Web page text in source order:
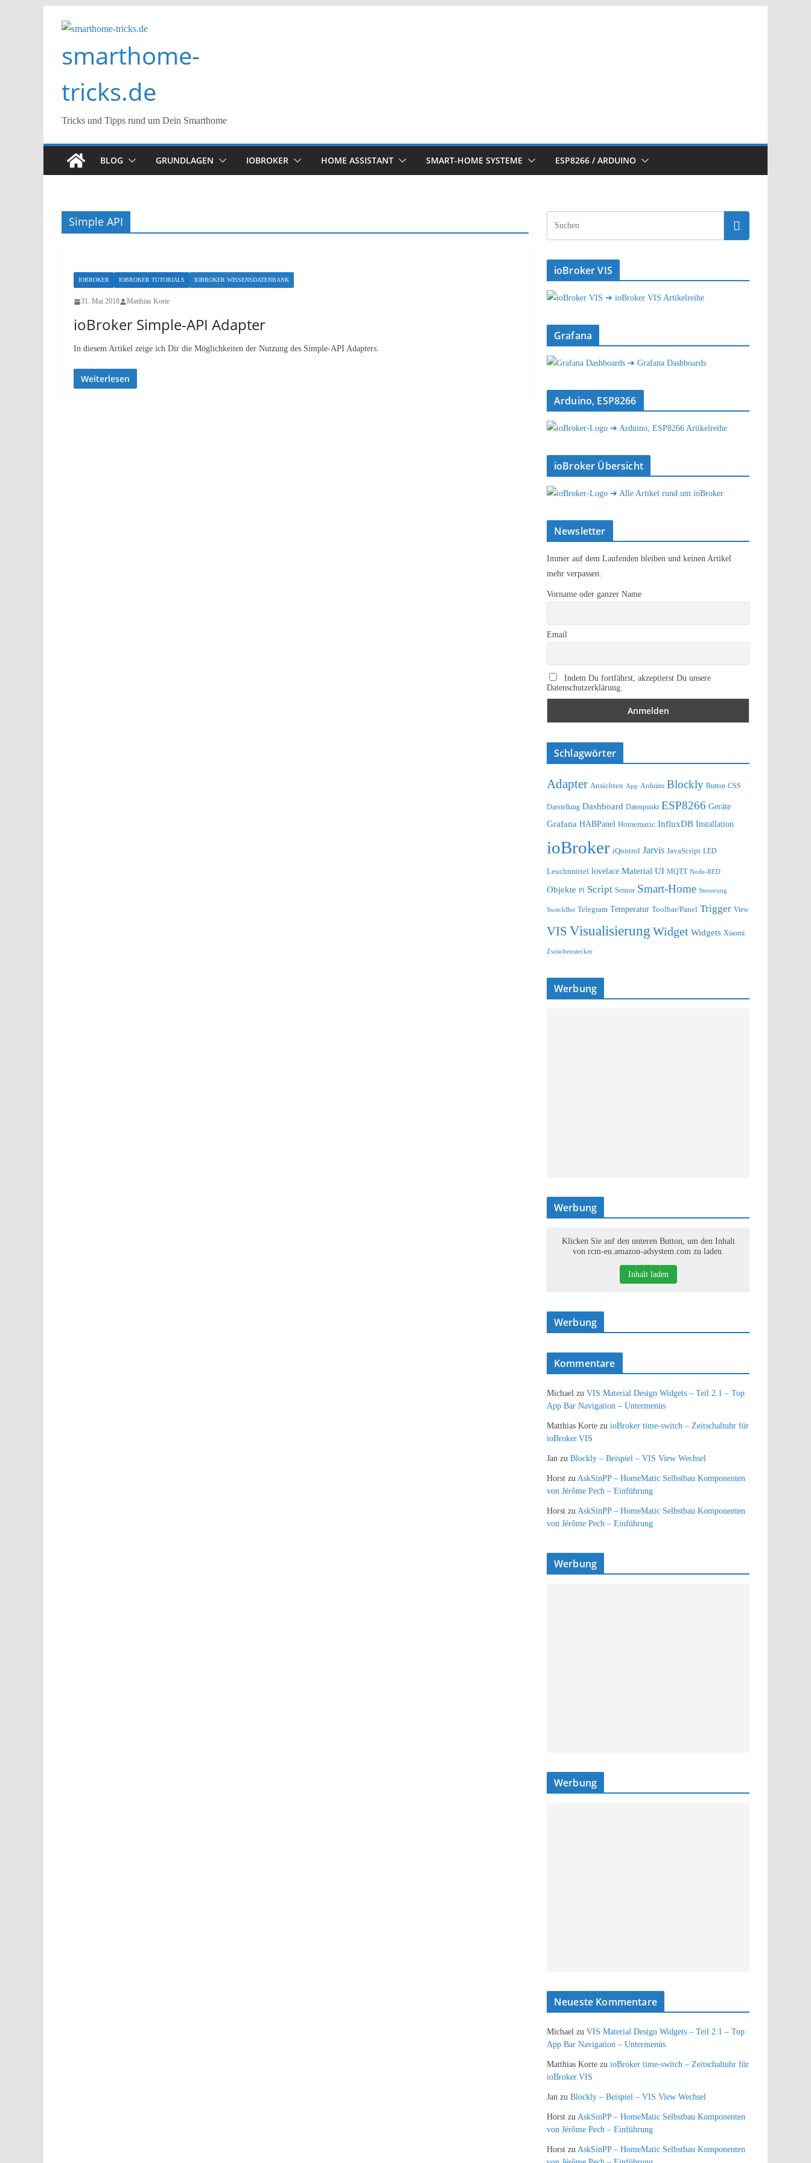
Inhalt
smarthome-
tricks.de
Tricks und Tipps rund um Dein Smarthome
BLOG GRUNDLAGEN IOBROKER HOME ASSISTANT SMART-HOME SYSTEME ESP8266 / ARDUINO
Simple API
IOBROKER IOBROKER TUTORIALS IOBROKER WISSENSDATENBANK
31. Mai 2018 Matthias Korte
ioBroker Simple-API Adapter
In diesem Artikel zeige ich Dir die Möglichkeiten der Nutzung des Simple-API Adapters.
Weiterlesen
ioBroker VIS
➔ ioBroker VIS Artikelreihe
Grafana
➔ Grafana Dashboards
Arduino, ESP8266
➔ Arduino, ESP8266 Artikelreihe
ioBroker Übersicht
➔ Alle Artikel rund um ioBroker
Newsletter
Immer auf dem Laufenden bleiben und keinen Artikel
mehr verpassen.
Vorname oder ganzer Name
Email
Indem Du fortfährst, akzeptierst Du unsere
Datenschutzerklärung.
Schlagwörter
Adapter Ansichten App Arduino Blockly Button CSS
Darstellung Dashboard Datenpunkt ESP8266 Geräte
Grafana HABPanel Homematic InfluxDB Installation
ioBroker iQontrol Jarvis JavaScript LED
Leuchtmittel lovelace Material UI MQTT Node-RED
Objekte PI Script Sensor Smart-Home Steuerung
SwitchBot Telegram Temperatur Toolbar/Panel Trigger View
VIS Visualisierung Widget Widgets Xiaomi
Zwischenstecker
Werbung
Werbung
Klicken Sie auf den unteren Button, um den Inhalt
von rcm-eu.amazon-adsystem.com zu laden.
Inhalt laden
Werbung
Kommentare
Michael zu VIS Material Design Widgets – Teil 2.1 – Top
App Bar Navigation – Untermenüs
Matthias Korte zu ioBroker time-switch – Zeitschaltuhr für
ioBroker.VIS
Jan zu Blockly – Beispiel – VIS View Wechsel
Horst zu AskSinPP – HomeMatic Selbstbau Komponenten
von Jérôme Pech – Einführung
Horst zu AskSinPP – HomeMatic Selbstbau Komponenten
von Jérôme Pech – Einführung
Werbung
Werbung
Neueste Kommentare
Michael zu VIS Material Design Widgets – Teil 2.1 – Top
App Bar Navigation – Untermenüs
Matthias Korte zu ioBroker time-switch – Zeitschaltuhr für
ioBroker.VIS
Jan zu Blockly – Beispiel – VIS View Wechsel
Horst zu AskSinPP – HomeMatic Selbstbau Komponenten
von Jérôme Pech – Einführung
Horst zu AskSinPP – HomeMatic Selbstbau Komponenten